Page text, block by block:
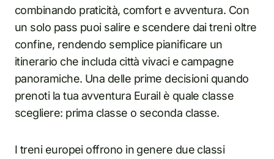
combinando praticità, comfort e avventura. Con
un solo pass puoi salire e scendere dai treni oltre
confine, rendendo semplice pianificare un
itinerario che includa città vivaci e campagne
panoramiche. Una delle prime decisioni quando
prenoti la tua avventura Eurail è quale classe
scegliere: prima classe o seconda classe.
I treni europei offrono in genere due classi